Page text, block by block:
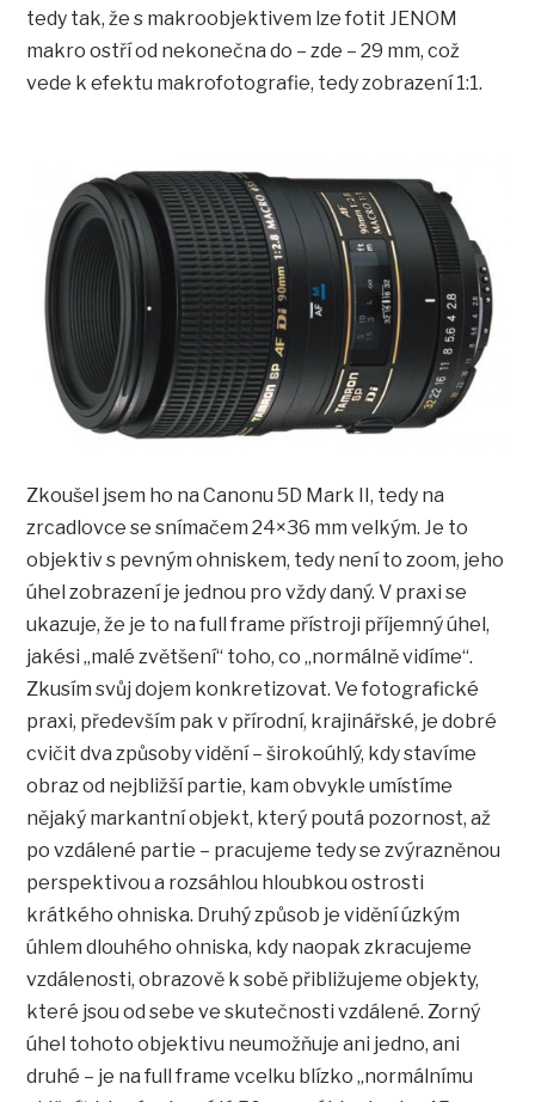
tedy tak, že s makroobjektivem lze fotit JENOM
makro ostří od nekonečna do – zde – 29 mm, což
vede k efektu makrofotografie, tedy zobrazení 1:1.
Zkoušel jsem ho na Canonu 5D Mark II, tedy na
zrcadlovce se snímačem 24×36 mm velkým. Je to
objektiv s pevným ohniskem, tedy není to zoom, jeho
úhel zobrazení je jednou pro vždy daný. V praxi se
ukazuje, že je to na full frame přístroji příjemný úhel,
jakési „malé zvětšení“ toho, co „normálně vidíme“.
Zkusím svůj dojem konkretizovat. Ve fotografické
praxi, především pak v přírodní, krajinářské, je dobré
cvičit dva způsoby vidění – širokoúhlý, kdy stavíme
obraz od nejbližší partie, kam obvykle umístíme
nějaký markantní objekt, který poutá pozornost, až
po vzdálené partie – pracujeme tedy se zvýrazněnou
perspektivou a rozsáhlou hloubkou ostrosti
krátkého ohniska. Druhý způsob je vidění úzkým
úhlem dlouhého ohniska, kdy naopak zkracujeme
vzdálenosti, obrazově k sobě přibližujeme objekty,
které jsou od sebe ve skutečnosti vzdálené. Zorný
úhel tohoto objektivu neumožňuje ani jedno, ani
druhé – je na full frame vcelku blízko „normálnímu